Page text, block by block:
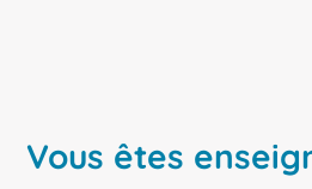
Vous êtes